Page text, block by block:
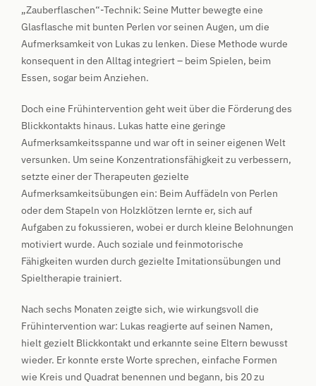
„Zauberflaschen“-Technik: Seine Mutter bewegte eine
Glasflasche mit bunten Perlen vor seinen Augen, um die
Aufmerksamkeit von Lukas zu lenken. Diese Methode wurde
konsequent in den Alltag integriert – beim Spielen, beim
Essen, sogar beim Anziehen.
Doch eine Frühintervention geht weit über die Förderung des
Blickkontakts hinaus. Lukas hatte eine geringe
Aufmerksamkeitsspanne und war oft in seiner eigenen Welt
versunken. Um seine Konzentrationsfähigkeit zu verbessern,
setzte einer der Therapeuten gezielte
Aufmerksamkeitsübungen ein: Beim Auffädeln von Perlen
oder dem Stapeln von Holzklötzen lernte er, sich auf
Aufgaben zu fokussieren, wobei er durch kleine Belohnungen
motiviert wurde. Auch soziale und feinmotorische
Fähigkeiten wurden durch gezielte Imitationsübungen und
Spieltherapie trainiert.
Nach sechs Monaten zeigte sich, wie wirkungsvoll die
Frühintervention war: Lukas reagierte auf seinen Namen,
hielt gezielt Blickkontakt und erkannte seine Eltern bewusst
wieder. Er konnte erste Worte sprechen, einfache Formen
wie Kreis und Quadrat benennen und begann, bis 20 zu